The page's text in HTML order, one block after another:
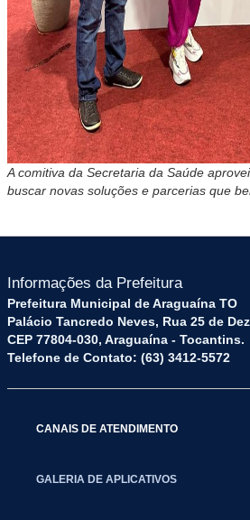
A comitiva da Secretaria da Saúde
buscar novas soluções e parcerias que
Informações da Prefeitura
Prefeitura Municipal de Araguaína TO
Palácio Tancredo Neves, Rua 25 de
CEP 77804-030, Araguaína - Tocantins.
Telefone de Contato: (63) 3412-5572
CANAIS DE ATENDIMENTO
GALERIA DE APLICATIVOS